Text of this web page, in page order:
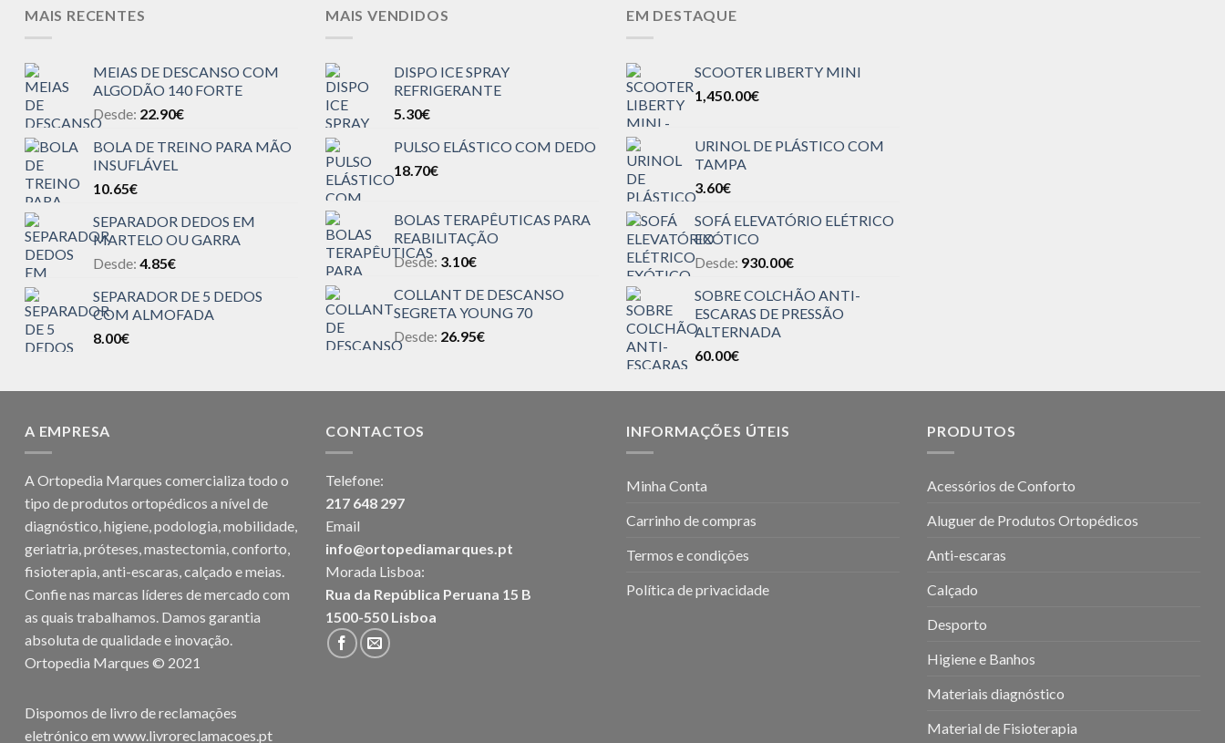
MAIS RECENTES
MEIAS DE DESCANSO COM
ALGODÃO 140 FORTE
Desde: 22.90€
BOLA DE TREINO PARA MÃO
INSUFLÁVEL
10.65€
SEPARADOR DEDOS EM
MARTELO OU GARRA
Desde: 4.85€
SEPARADOR DE 5 DEDOS
COM ALMOFADA
8.00€
MAIS VENDIDOS
DISPO ICE SPRAY
REFRIGERANTE
5.30€
PULSO ELÁSTICO COM DEDO
18.70€
BOLAS TERAPÊUTICAS PARA
REABILITAÇÃO
Desde: 3.10€
COLLANT DE DESCANSO
SEGRETA YOUNG 70
Desde: 26.95€
EM DESTAQUE
SCOOTER LIBERTY MINI
1,450.00€
URINOL DE PLÁSTICO COM
TAMPA
3.60€
SOFÁ ELEVATÓRIO ELÉTRICO
EXÓTICO
Desde: 930.00€
SOBRE COLCHÃO ANTI-
ESCARAS DE PRESSÃO
ALTERNADA
60.00€
A EMPRESA
A Ortopedia Marques comercializa todo o
tipo de produtos ortopédicos a nível de
diagnóstico, higiene, podologia, mobilidade,
geriatria, próteses, mastectomia, conforto,
fisioterapia, anti-escaras, calçado e meias.
Confie nas marcas líderes de mercado com
as quais trabalhamos. Damos garantia
absoluta de qualidade e inovação.
Ortopedia Marques © 2021
Dispomos de livro de reclamações
eletrónico em www.livroreclamacoes.pt
CONTACTOS
Telefone:
217 648 297
Email
info@ortopediamarques.pt
Morada Lisboa:
Rua da República Peruana 15 B
1500-550 Lisboa
INFORMAÇÕES ÚTEIS
Minha Conta
Carrinho de compras
Termos e condições
Política de privacidade
PRODUTOS
Acessórios de Conforto
Aluguer de Produtos Ortopédicos
Anti-escaras
Calçado
Desporto
Higiene e Banhos
Materiais diagnóstico
Material de Fisioterapia